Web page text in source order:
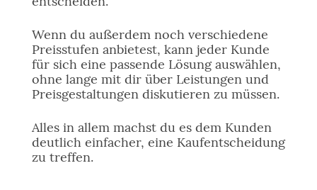
Wenn du außerdem noch verschiedene
Preisstufen anbietest, kann jeder Kunde
für sich eine passende Lösung auswählen,
ohne lange mit dir über Leistungen und
Preisgestaltungen diskutieren zu müssen.
Alles in allem machst du es dem Kunden
deutlich einfacher, eine Kaufentscheidung
zu treffen.